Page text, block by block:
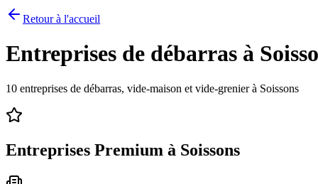
Retour à l'accueil
Entreprises de débarras à
10 entreprises de débarras, vide-maison et vide-grenier à Soissons
Entreprises Premium à Soissons